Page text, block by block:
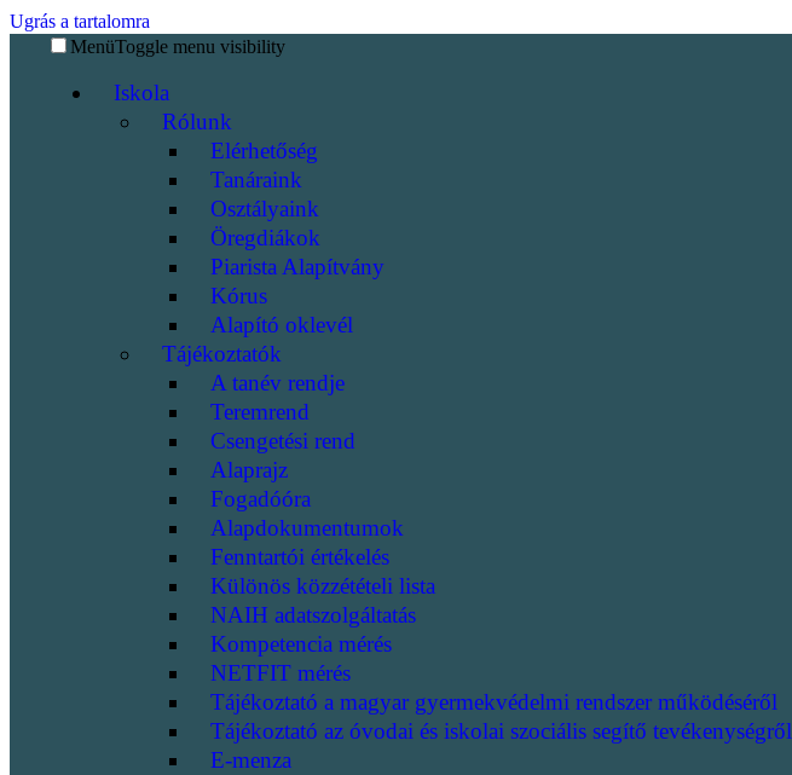
Ugrás a tartalomra
MenüToggle menu visibility
Iskola
Rólunk
Elérhetőség
Tanáraink
Osztályaink
Öregdiákok
Piarista Alapítvány
Kórus
Alapító oklevél
Tájékoztatók
A tanév rendje
Teremrend
Csengetési rend
Alaprajz
Fogadóóra
Alapdokumentumok
Fenntartói értékelés
Különös közzétételi lista
NAIH adatszolgáltatás
Kompetencia mérés
NETFIT mérés
Tájékoztató a magyar gyermekvédelmi rendszer működéséről
Tájékoztató az óvodai és iskolai szociális segítő tevékenységről
E-menza